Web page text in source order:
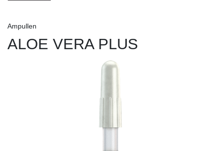
Ampullen
ALOE VERA PLUS